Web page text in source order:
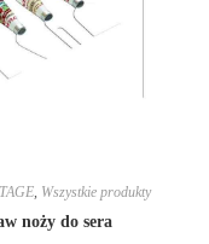
Wszystkie produkty
noży do sera